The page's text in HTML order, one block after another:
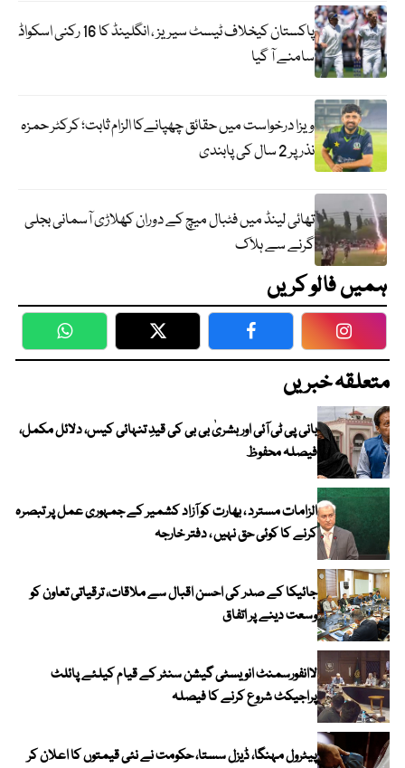
پاکستان کیخلاف ٹیسٹ سیریز ، انگلینڈ کا 16 رکنی اسکواڈ
سامنے آ گیا
ویزا درخواست میں حقائق چھپانےکا الزام ثابت؛ کرکٹر حمزہ
نذر پر 2 سال کی پابندی
تھائی لینڈ میں فٹبال میچ کے دوران کھلاڑی آسمانی بجلی
گرنے سے ہلاک
ہمیں فالو کریں
WhatsApp Twitter Facebook
متعلقہ خبریں
بانی پی ٹی آئی اور بشریٰ بی بی کی قیدِ تنہائی کیس، دلائل مکمل،
فیصلہ محفوظ
الزامات مسترد ، بھارت کو آزاد کشمیر کے جمہوری عمل پر تبصرہ
کرنے کا کوئی حق نہیں ، دفتر خارجہ
جائیکا کے صدر کی احسن اقبال سے ملاقات، ترقیاتی تعاون کو
وسعت دینے پر اتفاق
لاانفورسمنٹ انویسٹی گیشن سنٹر کے قیام کیلئے پائلٹ
پراجیکٹ شروع کرنے کا فیصلہ
پیٹرول مہنگا، ڈیزل سستا، حکومت نے نئی قیمتوں کا اعلان کر